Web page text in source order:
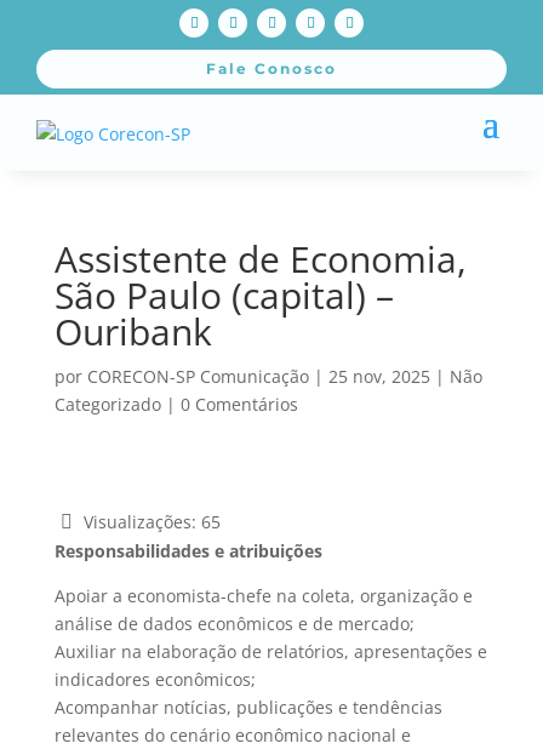
Fale Conosco
Assistente de Economia,
São Paulo (capital) –
Ouribank
por CORECON-SP Comunicação| 25 nov, 2025| Não
Categorizado| 0 Comentários
Visualizações: 65
Responsabilidades e atribuições
Apoiar a economista-chefe na coleta, organização e
análise de dados econômicos e de mercado;
Auxiliar na elaboração de relatórios, apresentações e
indicadores econômicos;
Acompanhar notícias, publicações e tendências
relevantes do cenário econômico nacional e